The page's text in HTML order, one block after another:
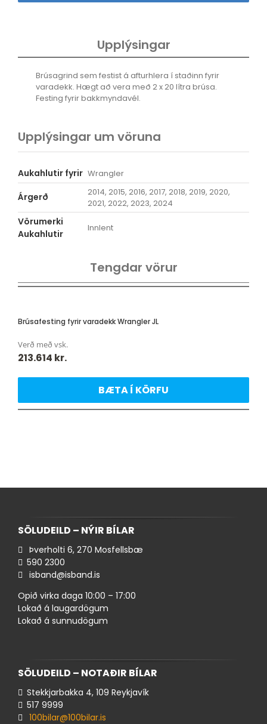
Upplýsingar
Brúsagrind sem festist á afturhlera í staðinn fyrir
varadekk. Hægt að vera með 2 x 20 lítra brúsa.
Festing fyrir bakkmyndavél.
Upplýsingar um vöruna
Aukahlutir fyrir Wrangler
Árgerð
2014, 2015, 2016, 2017, 2018, 2019, 2020,
2021, 2022, 2023, 2024
Vörumerki
Aukahlutir
Innlent
Tengdar vörur
Brúsafesting fyrir varadekk Wrangler JL
Verð með vsk.
213.614 kr.
BÆTA Í KÖRFU
SÖLUDEILD – NÝIR BÍLAR
Þverholti 6, 270 Mosfellsbæ
590 ​2300
isband@isband.is
Opið virka daga 10:00 – 17:00
Lokað á laugardögum
Lokað á sunnudögum
SÖLUDEILD – NOTAÐIR BÍLAR
Stekkjarbakka 4, 109 Reykjavík
517 ​9999
100bilar@100bilar.is